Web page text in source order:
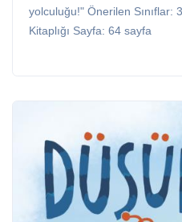
yolculuğu!" Önerilen Sınıflar:
Kitaplığı Sayfa: 64 sayfa